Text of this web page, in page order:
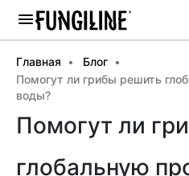
Главная
Блог
Помогут ли грибы решить
воды?
Помогут ли
глобальную